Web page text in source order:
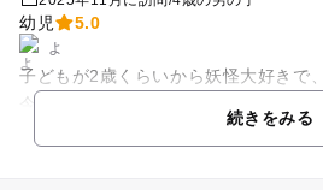
幼児 5.0
よ
子どもが2歳くらいから妖怪大好きで
今回は初めて、妖怪のライトアップを
続きをみる